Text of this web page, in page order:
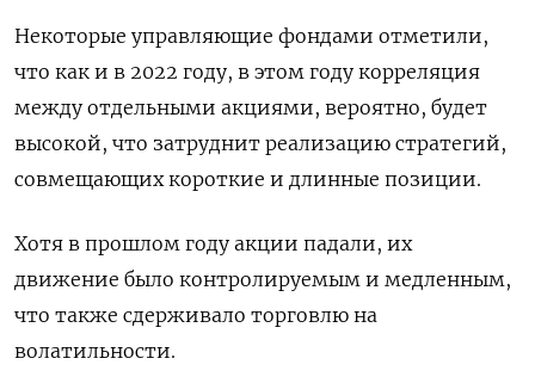
Некоторые управляющие фондами отметили,
что как и в 2022 году, в этом году корреляция
между отдельными акциями, вероятно, будет
высокой, что затруднит реализацию стратегий,
совмещающих короткие и длинные позиции.
Хотя в прошлом году акции падали, их
движение было контролируемым и медленным,
что также сдерживало торговлю на
волатильности.